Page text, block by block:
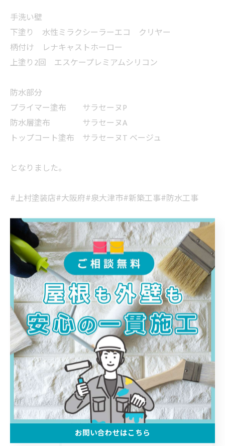
手洗い壁
下塗り 水性ミラクシーラーエコ クリヤー
柄付け レナキャストホーロー
上塗り2回 エスケープレミアムシリコン
防水部分
プライマー塗布 サラセーヌP
防水層塗布 サラセーヌA
トップコート塗布 サラセーヌT ベージュ
となりました。
#上村塗装店#大阪府#泉大津市#新築工事#防水工事
< 前のページ 一覧に戻る 次のページ >
カテゴリー Categories
全てのカテゴリー
屋根
防水
リフォーム
塗り替え
雨漏り
お問い合わせはこちら